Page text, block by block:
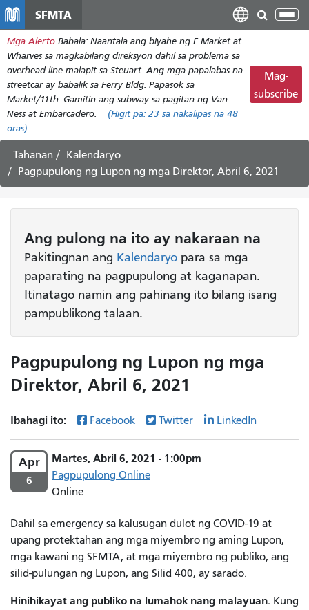
pangunahing
nilalaman
SFMTA
I-
Mga Alerto Babala: Naantala ang biyahe ng F Market at
Wharves sa magkabilang direksyon dahil sa problema sa
overhead line malapit sa Steuart. Ang mga papalabas na
streetcar ay babalik sa Ferry Bldg. Papasok sa
Market/11th. Gamitin ang subway sa pagitan ng Van
Ness at Embarcadero.
(Higit pa: 23 sa nakalipas na 48
oras)
Mag-
subscribe
Tahanan
Kalendaryo
Pagpupulong ng Lupon ng mga Direktor, Abril 6, 2021
Ang pulong na ito ay nakaraan na
Pakitingnan ang Kalendaryo para sa mga
paparating na pagpupulong at kaganapan.
Itinatago namin ang pahinang ito bilang isang
pampublikong talaan.
Pagpupulong ng Lupon ng mga
Direktor, Abril 6, 2021
Ibahagi ito: Facebook Twitter LinkedIn
Apr
6
Martes, Abril 6, 2021 - 1:00pm
Pagpupulong Online
Online
Dahil sa emergency sa kalusugan dulot ng COVID-19 at
upang protektahan ang mga miyembro ng aming Lupon,
mga kawani ng SFMTA, at mga miyembro ng publiko, ang
silid-pulungan ng Lupon, ang Silid 400, ay sarado.
Hinihikayat ang publiko na lumahok nang malayuan. Kung